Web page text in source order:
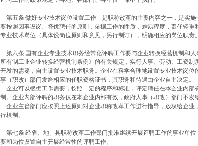
第五条 做好专业技术岗位设置工作，是职称改革的主要内容之一，是实
要按照因事设岗、择优聘任的原则，依据工作的性质，难易程度，责任轻重
专业技术岗位（具体设岗位原则和意见，另行制订），明确相应的岗位职责。
第六条 国有企业专业技术职务经常化评聘工作要与企业转换经营机制和
所有制工业企业转换经营机制条例》的有关规定，实行人事、劳动、工资
开发的需要，自主设置专业技术职务。企业在科学合理地设置专业技术岗
事（职改）部门发给相应的任职资格证书，其职务和待遇由企业自主决定。
企业可以根据工作需要，按照一定的程序和标准，评定聘任在本企业内部
制。企业内部评聘的职务仅在本企业内部有效，政府人事（职改）部门不发
企业主管部门应按照上述原则对企业职称改革工作进行指导，放权给企业
行机制。
第七条 经省、地、县职称改革工作部门批准继续开展评聘工作的事业单
要和岗位设置自主开展经常性的评聘工作。